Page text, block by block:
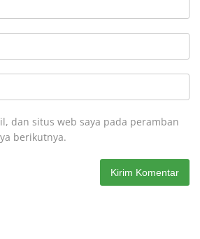
dan situs web saya pada peramban
berikutnya.